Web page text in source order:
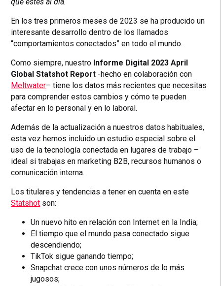
En los tres primeros meses de 2023 se ha producido un
interesante desarrollo dentro de los llamados
“comportamientos conectados” en todo el mundo.
Como siempre, nuestro Informe Digital 2023 April
Global Statshot Report -hecho en colaboración con
Meltwater– tiene los datos más recientes que necesitas
para comprender estos cambios y cómo te pueden
afectar en lo personal y en lo laboral.
Además de la actualización a nuestros datos habituales,
esta vez hemos incluido un estudio especial sobre el
uso de la tecnología conectada en lugares de trabajo –
ideal si trabajas en marketing B2B, recursos humanos o
comunicación interna.
Los titulares y tendencias a tener en cuenta en este
Statshot son:
Un nuevo hito en relación con Internet en la India;
El tiempo que el mundo pasa conectado sigue
descendiendo;
TikTok sigue ganando tiempo;
Snapchat crece con unos números de lo más
jugosos;